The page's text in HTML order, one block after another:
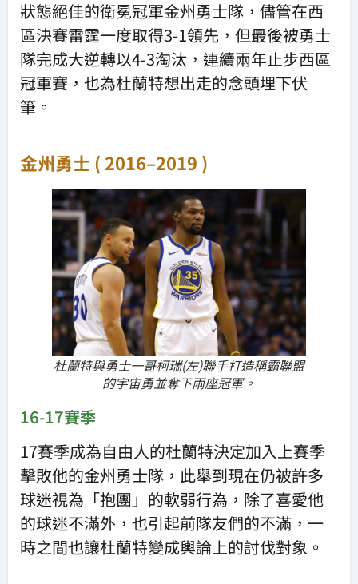
狀態絕佳的衛冕冠軍金州勇士隊，儘管在西
區決賽雷霆一度取得3-1領先，但最後被勇士
隊完成大逆轉以4-3淘汰，連續兩年止步西區
冠軍賽，也為杜蘭特想出走的念頭埋下伏
筆。
金州勇士 ( 2016–2019 )
杜蘭特與勇士一哥柯瑞(左)聯手打造稱霸聯盟
的宇宙勇並奪下兩座冠軍。
16-17賽季
17賽季成為自由人的杜蘭特決定加入上賽季
擊敗他的金州勇士隊，此舉到現在仍被許多
球迷視為「抱團」的軟弱行為，除了喜愛他
的球迷不滿外，也引起前隊友們的不滿，一
時之間也讓杜蘭特變成輿論上的討伐對象。